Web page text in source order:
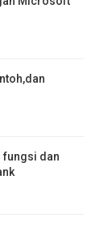
fungsi dan